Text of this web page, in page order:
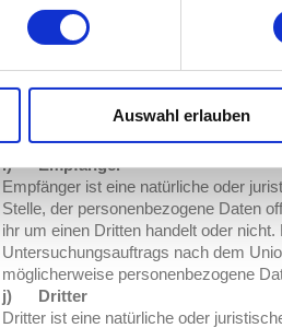
Auswahl erlauben
Sind die Zwecke und Mittel dieser
Mitgliedstaaten vorgegeben, so kann
Mitgliedstaaten vorgesehen werden.
Auftragsverarbeiter ist eine natürliche
andere Stelle, die personenbezogene
i) Empfänger
Empfänger ist eine natürliche oder
Stelle, der personenbezogene Daten
ihr um einen Dritten handelt oder
Untersuchungsauftrags nach dem
möglicherweise personenbezogene
j) Dritter
Dritter ist eine natürliche oder